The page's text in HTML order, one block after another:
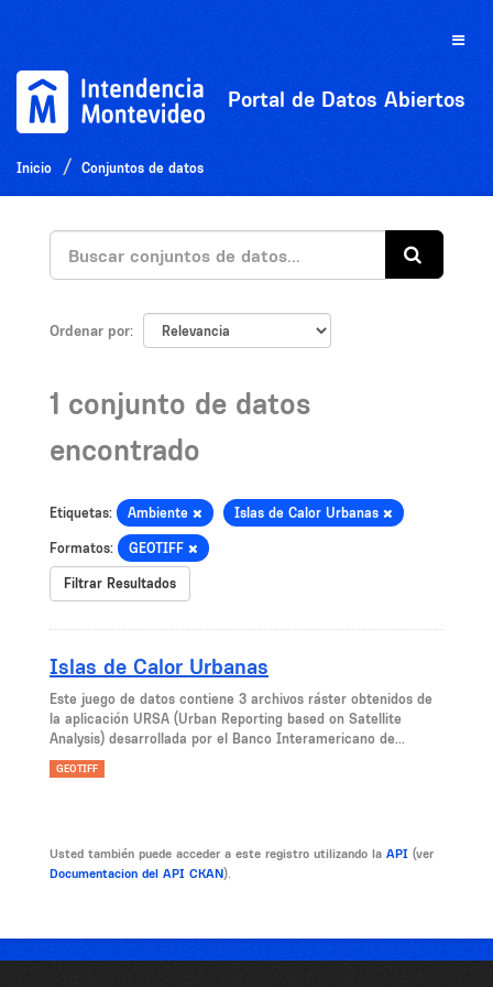
Toggle
Portal de Datos Abiertos
Inicio Conjuntos de datos
Ordenar por
1 conjunto de datos
encontrado
Etiquetas: Ambiente Islas de Calor Urbanas
Formatos: GEOTIFF
Filtrar Resultados
Islas de Calor Urbanas
Este juego de datos contiene 3 archivos ráster obtenidos de
la aplicación URSA (Urban Reporting based on Satellite
Analysis) desarrollada por el Banco Interamericano de...
GEOTIFF
Usted también puede acceder a este registro utilizando la API (ver
Documentacion del API CKAN).